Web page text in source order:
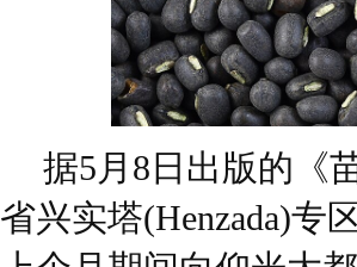
据5月8日出版的《
省兴实塔(Henzada)专